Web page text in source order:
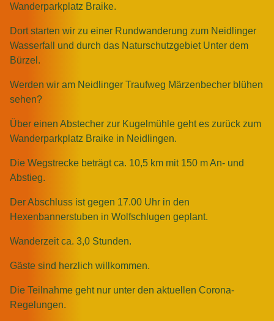
Wanderparkplatz Braike.
Dort starten wir zu einer Rundwanderung zum Neidlinger
Wasserfall und durch das Naturschutzgebiet Unter dem
Bürzel.
Werden wir am Neidlinger Traufweg Märzenbecher blühen
sehen?
Über einen Abstecher zur Kugelmühle geht es zurück zum
Wanderparkplatz Braike in Neidlingen.
Die Wegstrecke beträgt ca. 10,5 km mit 150 m An- und
Abstieg.
Der Abschluss ist gegen 17.00 Uhr in den
Hexenbannerstuben in Wolfschlugen geplant.
Wanderzeit ca. 3,0 Stunden.
Gäste sind herzlich willkommen.
Die Teilnahme geht nur unter den aktuellen Corona-
Regelungen.